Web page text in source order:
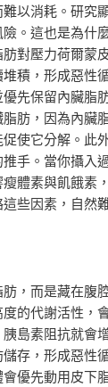
以消耗。研究
。這也是為什
對壓力荷爾蒙
積，形成惡性
先保留內臟脂
肪，因為內臟
使它分解。此
手。當你攝入
體素與飢餓素
些因素，自然
，而是藏在腹
的代謝活性，
島素阻抗就會
存，形成惡性
優先動用皮下